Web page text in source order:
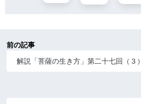
前の記事
解説「菩薩の生き方」第二十七回（３）